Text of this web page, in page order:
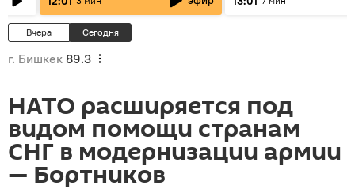
Вчера Сегодня
г. Бишкек 89.3
НАТО расширяется под
видом помощи странам
СНГ в модернизации армии
— Бортников